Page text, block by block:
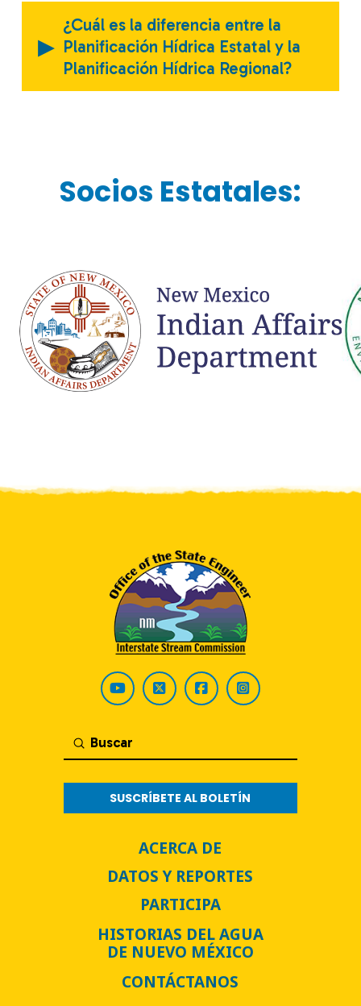
▸
¿Cuál es la diferencia entre la
Planificación Hídrica Estatal y la
Planificación Hídrica Regional?
Socios Estatales:
Buscar
Submit
SUSCRÍBETE AL BOLETÍN
ACERCA DE
DATOS Y REPORTES
PARTICIPA
HISTORIAS DEL AGUA
DE NUEVO MÉXICO
CONTÁCTANOS